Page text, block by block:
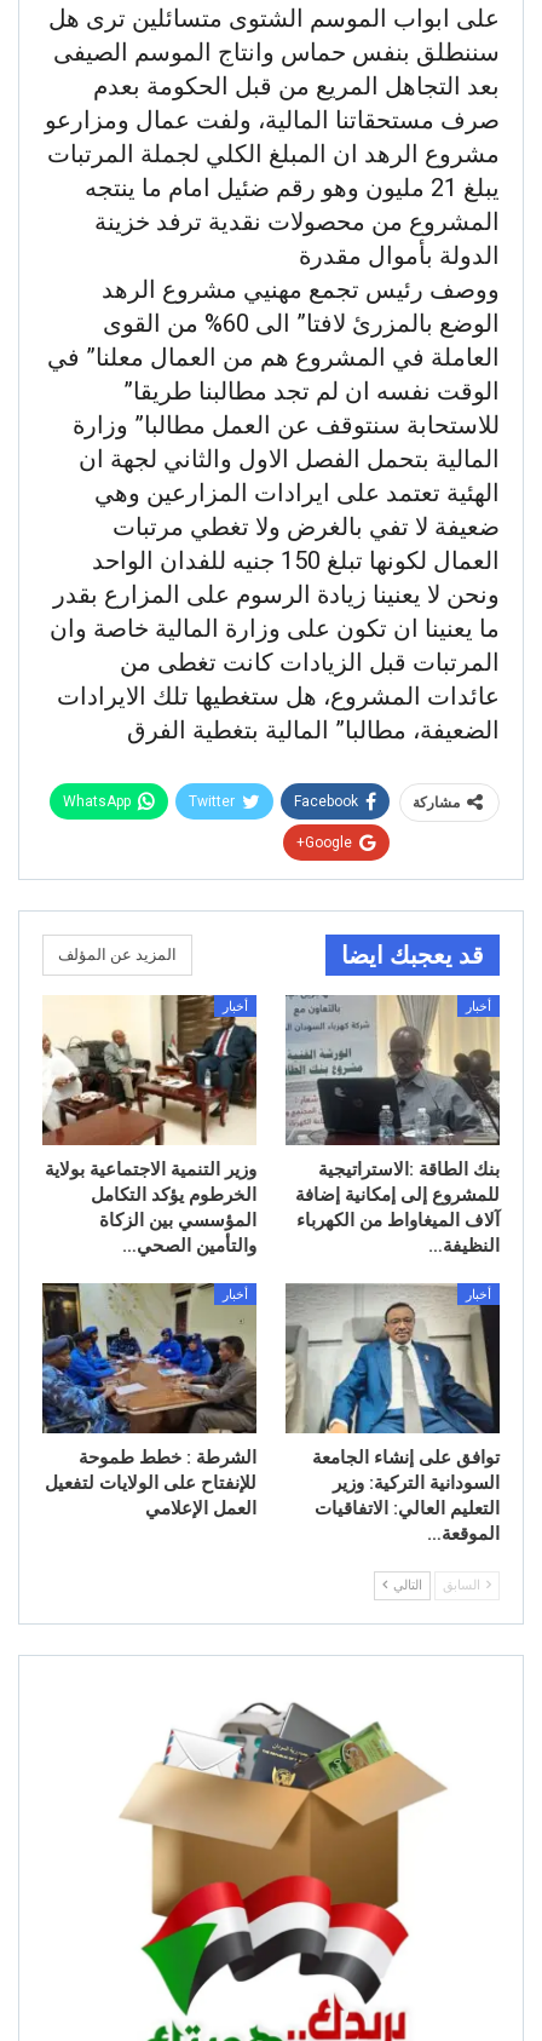
على ابواب الموسم الشتوى متسائلين ترى هل
سننطلق بنفس حماس وانتاج الموسم الصيفى
بعد التجاهل المريع من قبل الحكومة بعدم
صرف مستحقاتنا المالية، ولفت عمال ومزارعو
مشروع الرهد ان المبلغ الكلي لجملة المرتبات
يبلغ 21 مليون وهو رقم ضئيل امام ما ينتجه
المشروع من محصولات نقدية ترفد خزينة
الدولة بأموال مقدرة
ووصف رئيس تجمع مهنيي مشروع الرهد
الوضع بالمزرئ لافتا” الى 60% من القوى
العاملة في المشروع هم من العمال معلنا” في
الوقت نفسه ان لم تجد مطالبنا طريقا”
للاستحابة سنتوقف عن العمل مطالبا” وزارة
المالية بتحمل الفصل الاول والثاني لجهة ان
الهئية تعتمد على ايرادات المزارعين وهي
ضعيفة لا تفي بالغرض ولا تغطي مرتبات
العمال لكونها تبلغ 150 جنيه للفدان الواحد
ونحن لا يعنينا زيادة الرسوم على المزارع بقدر
ما يعنينا ان تكون على وزارة المالية خاصة وان
المرتبات قبل الزيادات كانت تغطى من
عائدات المشروع، هل ستغطيها تلك الايرادات
الضعيفة، مطالبا” المالية بتغطية الفرق
مشاركة Facebook
Twitter
WhatsApp
Google+
قد يعجبك ايضا المزيد عن المؤلف
أخبار
بنك الطاقة :الاستراتيجية
للمشروع إلى إمكانية إضافة
آلاف الميغاواط من الكهرباء
النظيفة…
أخبار
وزير التنمية الاجتماعية بولاية
الخرطوم يؤكد التكامل
المؤسسي بين الزكاة
والتأمين الصحي…
أخبار
توافق على إنشاء الجامعة
السودانية التركية: وزير
التعليم العالي: الاتفاقيات
الموقعة…
أخبار
الشرطة : خطط طموحة
للإنفتاح على الولايات لتفعيل
العمل الإعلامي
السابق التالي